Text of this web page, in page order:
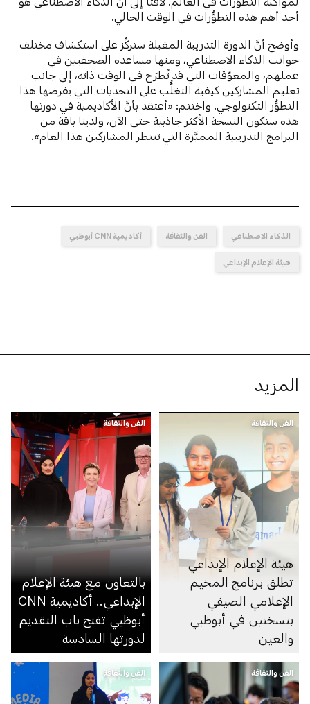
أحد أهم هذه التطوُّرات في الوقت الحالي.
وأوضح أنَّ الدورة التدريبة المقبلة ستركِّز على استكشاف مختلف
جوانب الذكاء الاصطناعي، ومنها مساعدة الصحفيين في
عملهم، والمعوّقات التي قد تُطرَح في الوقت ذاته، إلى جانب
تعليم المشاركين كيفية التغلُّب على التحديات التي يفرضها هذا
التطوُّر التكنولوجي. واختتم: «أعتقد بأنَّ الأكاديمية في دورتها
هذه ستكون النسخة الأكثر جاذبية حتى الآن، ولدينا باقة من
البرامج التدريبية المميَّزة التي تنتظر المشاركين هذا العام».
الذكاء الاصطناعي الفن والثقافة أكاديمية CNN أبوظبي
هيئة الإعلام الإبداعي
المزيد
الفن والثقافة
هيئة الإعلام الإبداعي
تطلق برنامج المخيم
الإعلامي الصيفي
بنسختين في أبوظبي
والعين
الفن والثقافة
بالتعاون مع هيئة الإعلام
الإبداعي.. أكاديمية CNN
أبوظبي تفتح باب التقديم
لدورتها السادسة
الفن والثقافة الفن والثقافة